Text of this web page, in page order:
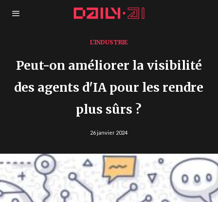
L'INDUSTRIE
Peut-on améliorer la visibilité
des agents d'IA pour les rendre
plus sûrs ?
26 janvier 2024